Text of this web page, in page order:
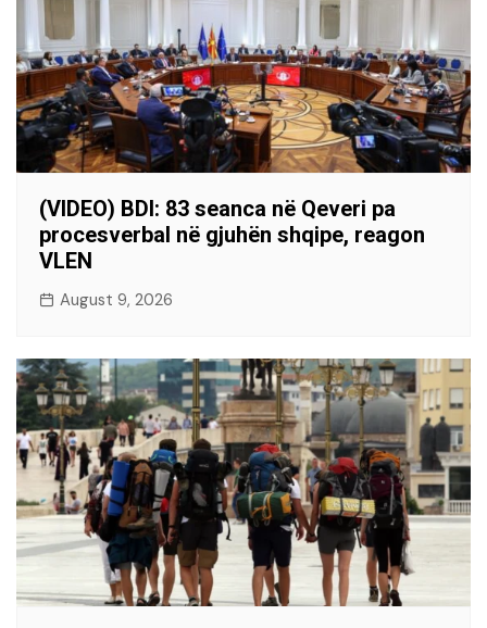
(VIDEO) BDI: 83 seanca në Qeveri pa
procesverbal në gjuhën shqipe, reagon
VLEN
August 9, 2026